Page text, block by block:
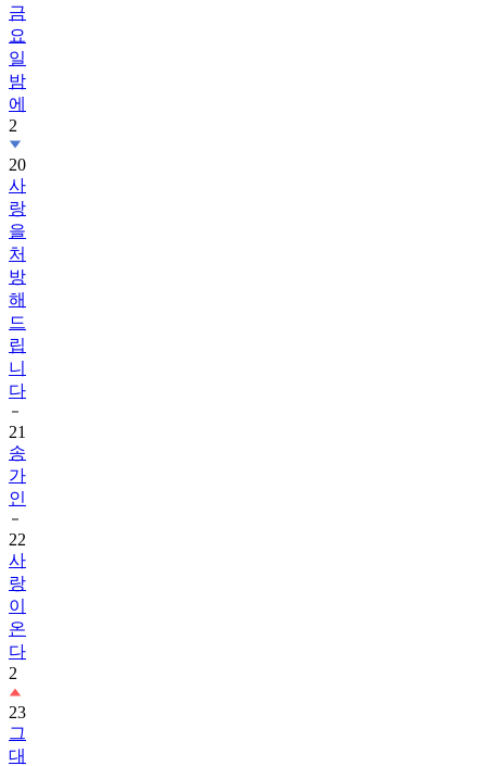
금
요
일
밤
에
2
20
사
랑
을
처
방
해
드
립
니
다
21
송
가
인
22
사
랑
이
온
다
2
23
그
대